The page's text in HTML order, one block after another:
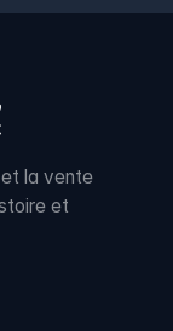
la vente
et